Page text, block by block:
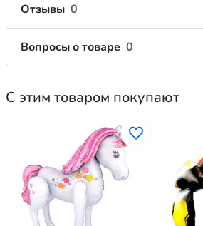
Отзывы 0
Вопросы о товаре 0
С этим товаром покупают